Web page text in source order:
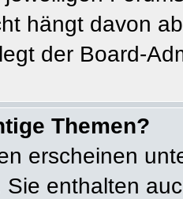
hängt davon
der Board-
Themen?
erscheinen
Sie enthalten